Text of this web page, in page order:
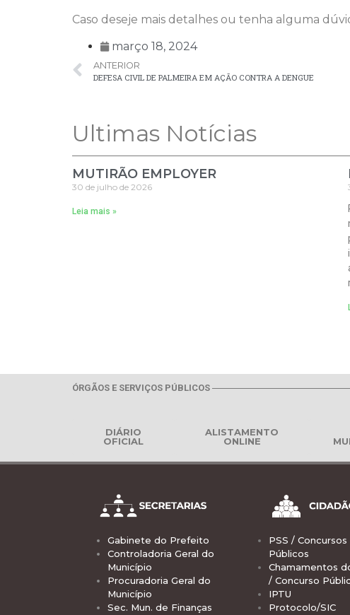
Caso deseje mais detalhes ou tenha alguma
março 18, 2024
ANTERIOR
DEFESA CIVIL DE PALMEIRA EM AÇÃO CONTRA A DENGUE
Ultimas Notícias
MUTIRÃO EMPLOYER
30 de julho de 2026
Leia mais »
ÓRGÃOS E SERVIÇOS PÚBLICOS
DIÁRIO
OFICIAL
ALISTAMENTO
ONLINE
Gabinete do Prefeito
Controladoria Geral do
Município
Procuradoria Geral do
Município
Sec. Mun. de Finanças
PSS / Concursos
Públicos
Chamamentos
/ Concurso
IPTU
Protocolo/SIC